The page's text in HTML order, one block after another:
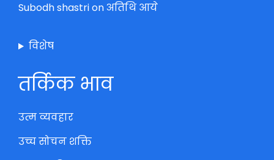
Subodh shastrionअतिथि आये
विशेष
तर्किक भाव
उत्म व्यवहार
उच्च सोचन शक्ति